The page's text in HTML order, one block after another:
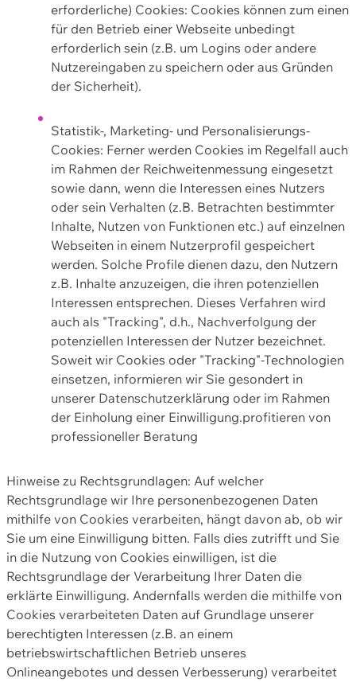
erforderliche) Cookies: Cookies können zum einen
für den Betrieb einer Webseite unbedingt
erforderlich sein (z.B. um Logins oder andere
Nutzereingaben zu speichern oder aus Gründen
der Sicherheit).
Statistik-, Marketing- und Personalisierungs-
Cookies: Ferner werden Cookies im Regelfall auch
im Rahmen der Reichweitenmessung eingesetzt
sowie dann, wenn die Interessen eines Nutzers
oder sein Verhalten (z.B. Betrachten bestimmter
Inhalte, Nutzen von Funktionen etc.) auf einzelnen
Webseiten in einem Nutzerprofil gespeichert
werden. Solche Profile dienen dazu, den Nutzern
z.B. Inhalte anzuzeigen, die ihren potenziellen
Interessen entsprechen. Dieses Verfahren wird
auch als "Tracking", d.h., Nachverfolgung der
potenziellen Interessen der Nutzer bezeichnet.
Soweit wir Cookies oder "Tracking"-Technologien
einsetzen, informieren wir Sie gesondert in
unserer Datenschutzerklärung oder im Rahmen
der Einholung einer Einwilligung.profitieren von
professioneller Beratung
Hinweise zu Rechtsgrundlagen: Auf welcher
Rechtsgrundlage wir Ihre personenbezogenen Daten
mithilfe von Cookies verarbeiten, hängt davon ab, ob wir
Sie um eine Einwilligung bitten. Falls dies zutrifft und Sie
in die Nutzung von Cookies einwilligen, ist die
Rechtsgrundlage der Verarbeitung Ihrer Daten die
erklärte Einwilligung. Andernfalls werden die mithilfe von
Cookies verarbeiteten Daten auf Grundlage unserer
berechtigten Interessen (z.B. an einem
betriebswirtschaftlichen Betrieb unseres
Onlineangebotes und dessen Verbesserung) verarbeitet